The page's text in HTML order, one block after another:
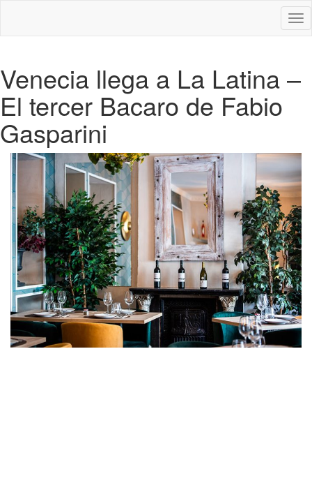
Venecia llega a La Latina –
El tercer Bacaro de Fabio
Gasparini